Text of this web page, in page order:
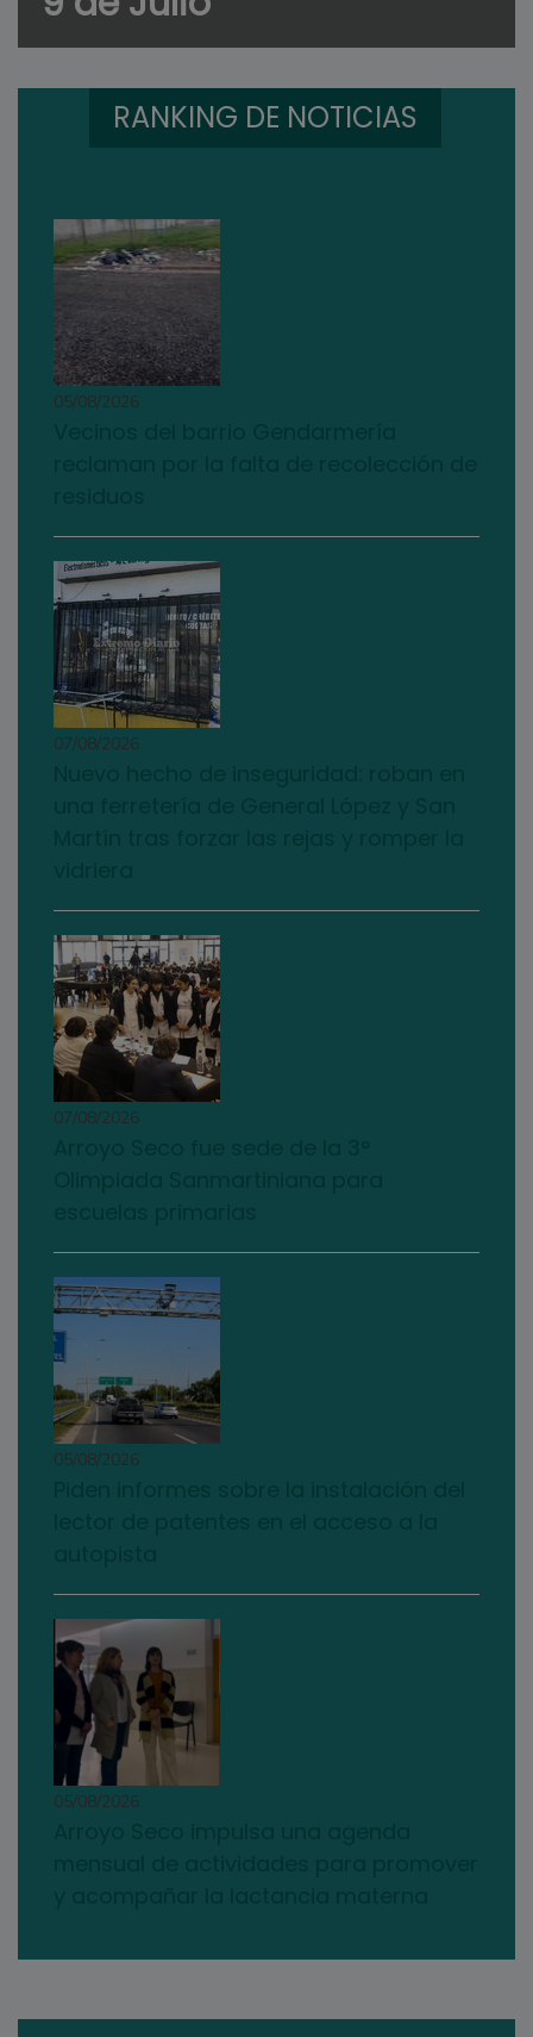
RANKING DE NOTICIAS
05/08/2026
07/08/2026
07/08/2026
05/08/2026
05/08/2026